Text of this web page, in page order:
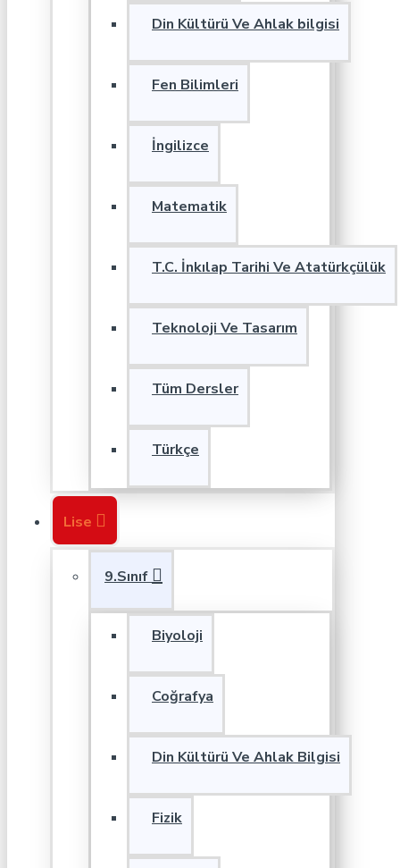
Din Kültürü Ve Ahlak bilgisi
Fen Bilimleri
İngilizce
Matematik
T.C. İnkılap Tarihi Ve Atatürkçülük
Teknoloji Ve Tasarım
Tüm Dersler
Türkçe
Lise
9.Sınıf
Biyoloji
Coğrafya
Din Kültürü Ve Ahlak Bilgisi
Fizik